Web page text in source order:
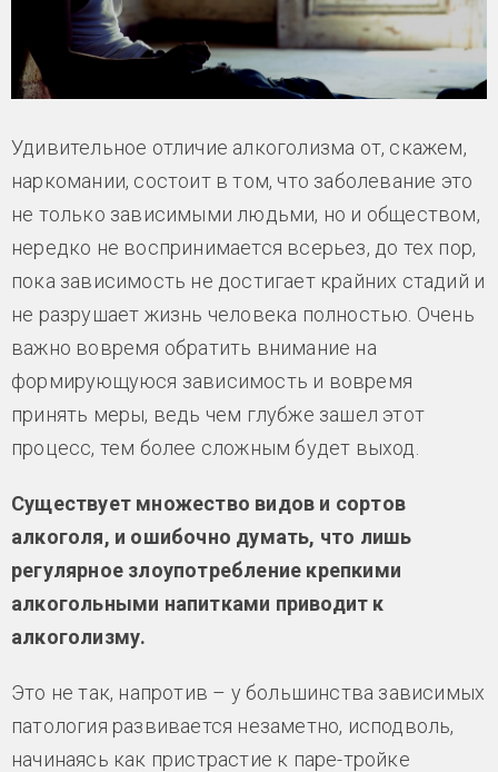
Удивительное отличие алкоголизма от, скажем,
наркомании, состоит в том, что заболевание это
не только зависимыми людьми, но и обществом,
нередко не воспринимается всерьез, до тех пор,
пока зависимость не достигает крайних стадий и
не разрушает жизнь человека полностью. Очень
важно вовремя обратить внимание на
формирующуюся зависимость и вовремя
принять меры, ведь чем глубже зашел этот
процесс, тем более сложным будет выход.
Существует множество видов и сортов
алкоголя, и ошибочно думать, что лишь
регулярное злоупотребление крепкими
алкогольными напитками приводит к
алкоголизму.
Это не так, напротив – у большинства зависимых
патология развивается незаметно, исподволь,
начинаясь как пристрастие к паре-тройке